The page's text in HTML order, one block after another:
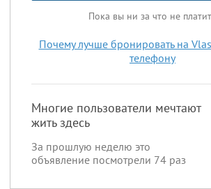
Пока вы ни за что не
Почему лучше бронировать на
телефону
Многие пользователи мечтают
жить здесь
За прошлую неделю это
объявление посмотрели 74 раз